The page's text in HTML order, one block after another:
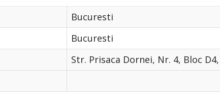
Bucuresti
Bucuresti
Str. Prisaca Dornei, Nr. 4, Bloc